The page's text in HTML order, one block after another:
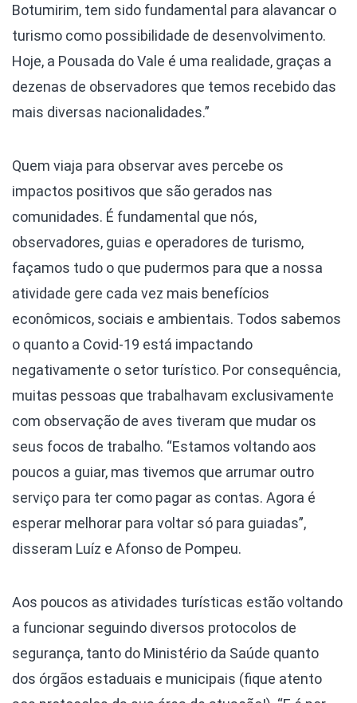
Botumirim, tem sido fundamental para alavancar o
turismo como possibilidade de desenvolvimento.
Hoje, a Pousada do Vale é uma realidade, graças a
dezenas de observadores que temos recebido das
mais diversas nacionalidades.”
Quem viaja para observar aves percebe os
impactos positivos que são gerados nas
comunidades. É fundamental que nós,
observadores, guias e operadores de turismo,
façamos tudo o que pudermos para que a nossa
atividade gere cada vez mais benefícios
econômicos, sociais e ambientais. Todos sabemos
o quanto a Covid-19 está impactando
negativamente o setor turístico. Por consequência,
muitas pessoas que trabalhavam exclusivamente
com observação de aves tiveram que mudar os
seus focos de trabalho. “Estamos voltando aos
poucos a guiar, mas tivemos que arrumar outro
serviço para ter como pagar as contas. Agora é
esperar melhorar para voltar só para guiadas”,
disseram Luíz e Afonso de Pompeu.
Aos poucos as atividades turísticas estão voltando
a funcionar seguindo diversos protocolos de
segurança, tanto do Ministério da Saúde quanto
dos órgãos estaduais e municipais (fique atento